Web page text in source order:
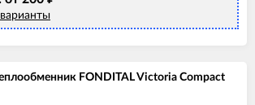
FONDITAL Victoria Compact